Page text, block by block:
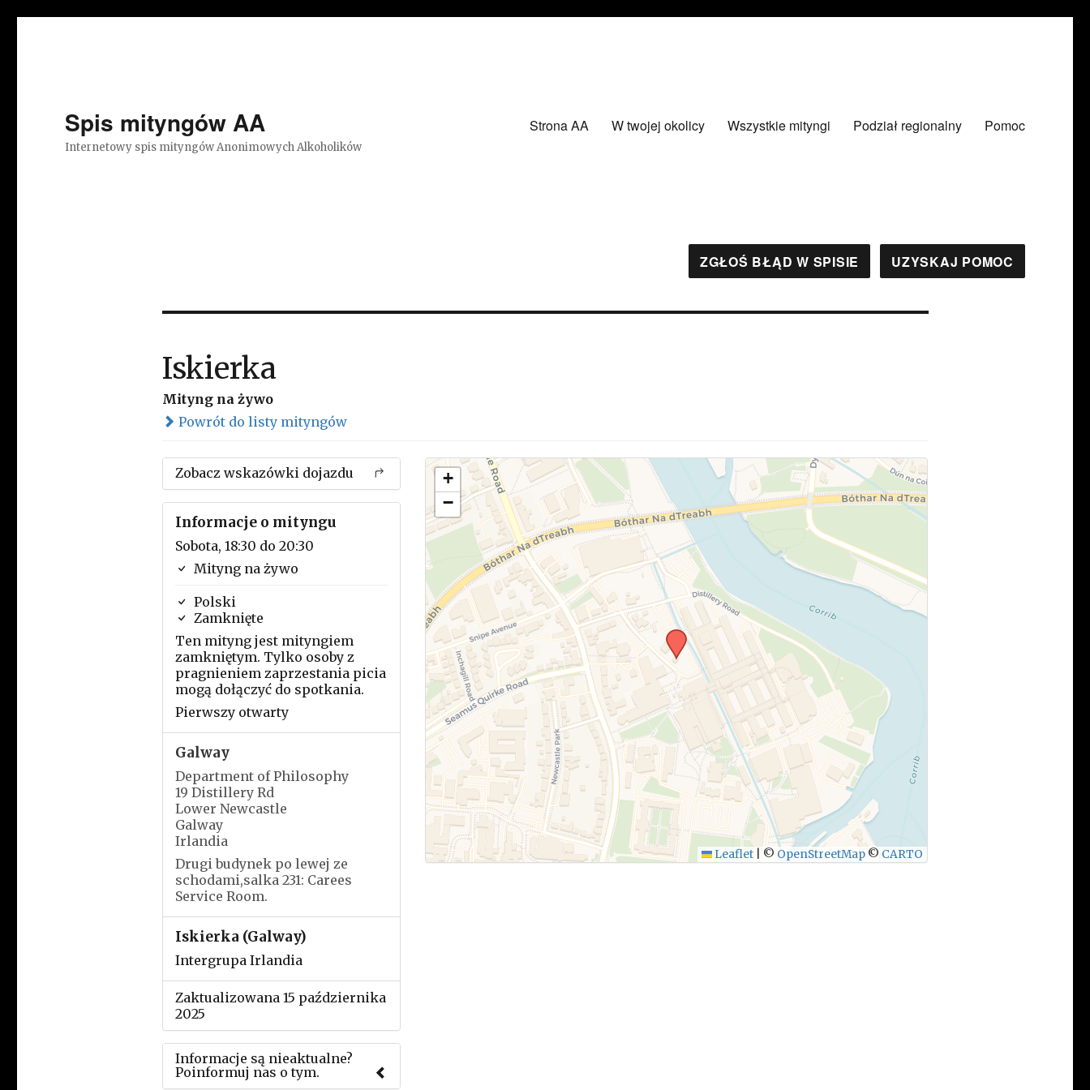
Spis mityngów AA
Internetowy spis mityngów Anonimowych Alkoholików
Strona AA W twojej okolicy Wszystkie mityngi Podział regionalny Pomoc
ZGŁOŚ BŁĄD W SPISIE UZYSKAJ POMOC
Iskierka
Mityng na żywo
Powrót do listy mityngów
Zobacz wskazówki dojazdu
Informacje o mityngu
Sobota, 18:30 do 20:30
Mityng na żywo
Polski
Zamknięte
Ten mityng jest mityngiem
zamkniętym. Tylko osoby z
pragnieniem zaprzestania picia
mogą dołączyć do spotkania.
Pierwszy otwarty
Galway
Department of Philosophy
19 Distillery Rd
Lower Newcastle
Galway
Irlandia
Drugi budynek po lewej ze
schodami,salka 231: Carees
Service Room.
Iskierka (Galway)
Intergrupa Irlandia
Zaktualizowana 15 października
2025
Informacje są nieaktualne?
Poinformuj nas o tym.
+
−
Leaflet © OpenStreetMap © CARTO